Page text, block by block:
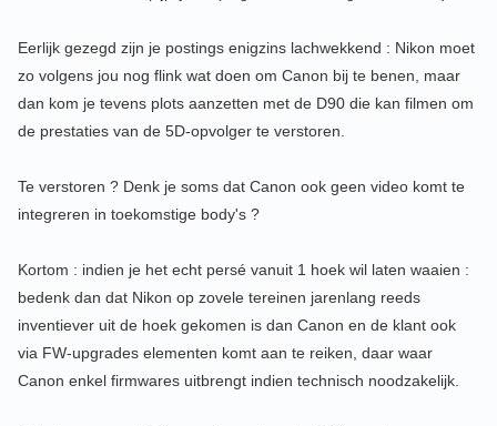
Eerlijk gezegd zijn je postings enigzins lachwekkend : Nikon moet
zo volgens jou nog flink wat doen om Canon bij te benen, maar
dan kom je tevens plots aanzetten met de D90 die kan filmen om
de prestaties van de 5D-opvolger te verstoren.
Te verstoren ? Denk je soms dat Canon ook geen video komt te
integreren in toekomstige body's ?
Kortom : indien je het echt persé vanuit 1 hoek wil laten waaien :
bedenk dan dat Nikon op zovele tereinen jarenlang reeds
inventiever uit de hoek gekomen is dan Canon en de klant ook
via FW-upgrades elementen komt aan te reiken, daar waar
Canon enkel firmwares uitbrengt indien technisch noodzakelijk.